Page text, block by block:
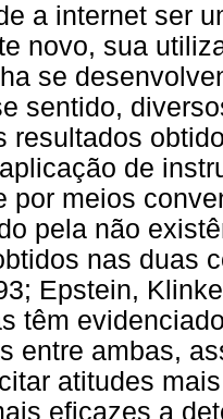
a internet ser
novo, sua
se
sentido,
resultados
de
por meios
pela não
nas duas
Epstein,
têm
entre ambas,
atitudes
eficazes a